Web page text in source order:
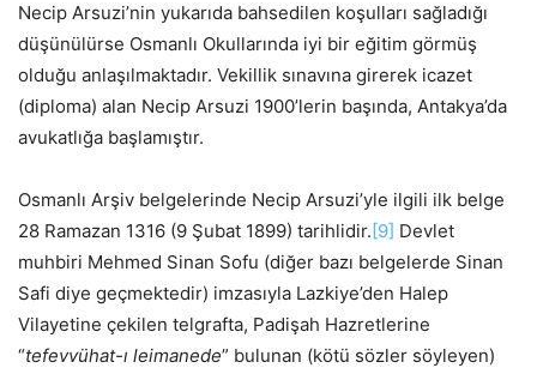
Necip Arsuzi’nin yukarıda bahsedilen koşulları sağladığı
düşünülürse Osmanlı Okullarında iyi bir eğitim görmüş
olduğu anlaşılmaktadır. Vekillik sınavına girerek icazet
(diploma) alan Necip Arsuzi 1900’lerin başında, Antakya’da
avukatlığa başlamıştır.
Osmanlı Arşiv belgelerinde Necip Arsuzi’yle ilgili ilk belge
28 Ramazan 1316 (9 Şubat 1899) tarihlidir. [9] Devlet
muhbiri Mehmed Sinan Sofu (diğer bazı belgelerde Sinan
Safi diye geçmektedir) imzasıyla Lazkiye’den Halep
Vilayetine çekilen telgrafta, Padişah Hazretlerine
“tefevvühat-ı leimanede” bulunan (kötü sözler söyleyen)